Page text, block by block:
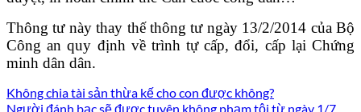
Thông tư này thay thế thông tư ngày 13/2/2014 của Bộ
Công an quy định về trình tự cấp, đổi, cấp lại Chứng
minh dân dân.
Không chia tài sản thừa kế cho con được không?
Người đánh bạc sẽ được tuyên không phạm tội từ ngày 1/7